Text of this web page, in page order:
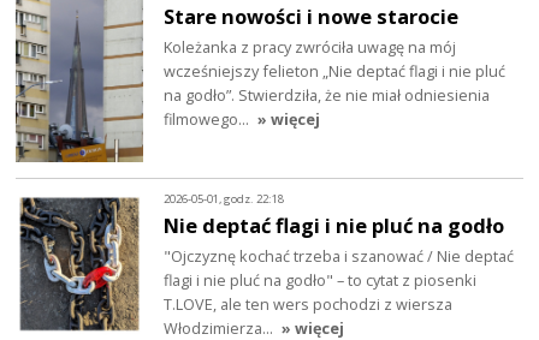
Stare nowości i nowe starocie
Koleżanka z pracy zwróciła uwagę na mój
wcześniejszy felieton „Nie deptać flagi i nie pluć
na godło”. Stwierdziła, że nie miał odniesienia
filmowego… » więcej
2026-05-01, godz. 22:18
Nie deptać flagi i nie pluć na godło
"Ojczyznę kochać trzeba i szanować / Nie deptać
flagi i nie pluć na godło" – to cytat z piosenki
T.LOVE, ale ten wers pochodzi z wiersza
Włodzimierza… » więcej